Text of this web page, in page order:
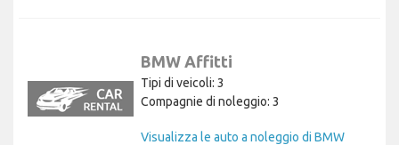
BMW Affitti
Tipi di veicoli: 3
Compagnie di noleggio: 3
Visualizza le auto a noleggio di BMW